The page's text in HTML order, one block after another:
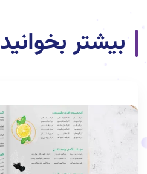
بیشتر بخوانید